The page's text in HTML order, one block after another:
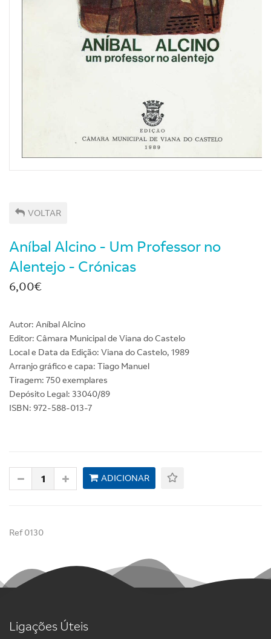
VOLTAR
Aníbal Alcino - Um Professor no
Alentejo - Crónicas
6,00€
Autor: Aníbal Alcino
Editor: Câmara Municipal de Viana do Castelo
Local e Data da Edição: Viana do Castelo, 1989
Arranjo gráfico e capa: Tiago Manuel
Tiragem: 750 exemplares
Depósito Legal: 33040/89
ISBN: 972-588-013-7
ADICIONAR
Ref 0130
Ligações Úteis